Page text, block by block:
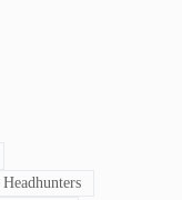
Headhunters